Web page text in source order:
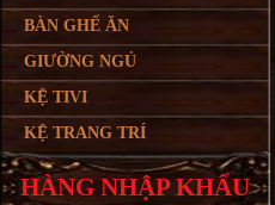
BÀN GHẾ ĂN
GIƯỜNG NGỦ
KỆ TIVI
KỆ TRANG TRÍ
HÀNG NHẬP KHẨU